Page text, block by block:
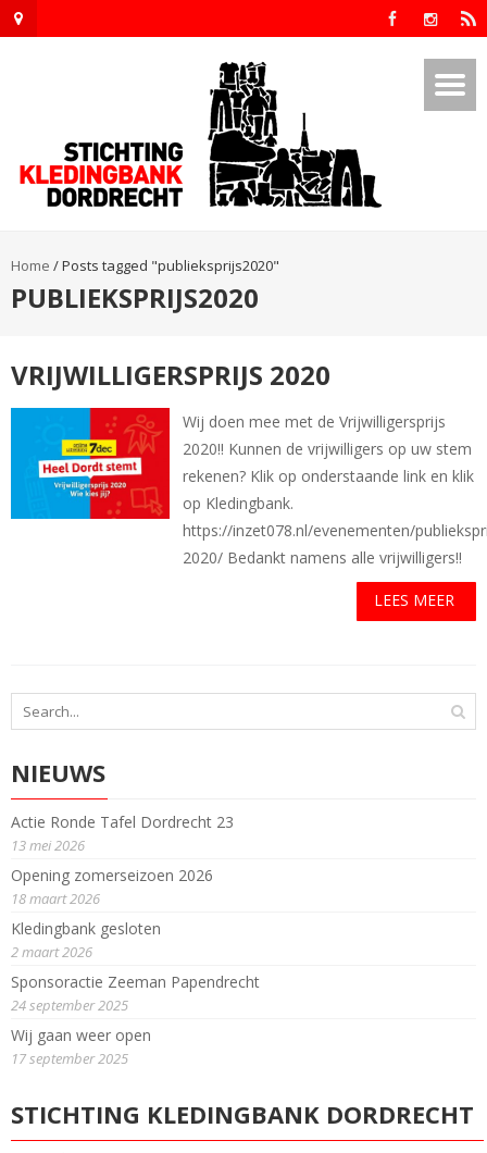
Home /Posts tagged "publieksprijs2020"
PUBLIEKSPRIJS2020
VRIJWILLIGERSPRIJS 2020
Wij doen mee met de Vrijwilligersprijs
2020!! Kunnen de vrijwilligers op uw stem
rekenen? Klik op onderstaande link en klik
op Kledingbank.
https://inzet078.nl/evenementen/
2020/ Bedankt namens alle vrijwilligers!!
LEES MEER
NIEUWS
Actie Ronde Tafel Dordrecht 23
13 mei 2026
Opening zomerseizoen 2026
18 maart 2026
Kledingbank gesloten
2 maart 2026
Sponsoractie Zeeman Papendrecht
24 september 2025
Wij gaan weer open
17 september 2025
STICHTING KLEDINGBANK DORDRECHT